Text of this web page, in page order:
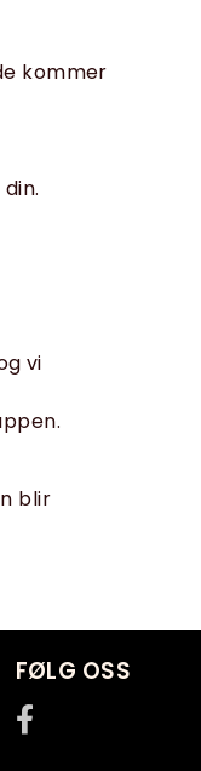
kommer
vi
blir
FØLG OSS